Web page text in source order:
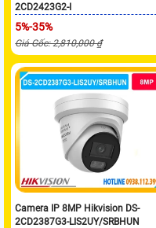
2CD2423G2-I
5%-35%
Giá Gốc: 2,810,000 ₫
Camera IP 8MP Hikvision DS-
2CD2387G3-LIS2UY/SRBHUN